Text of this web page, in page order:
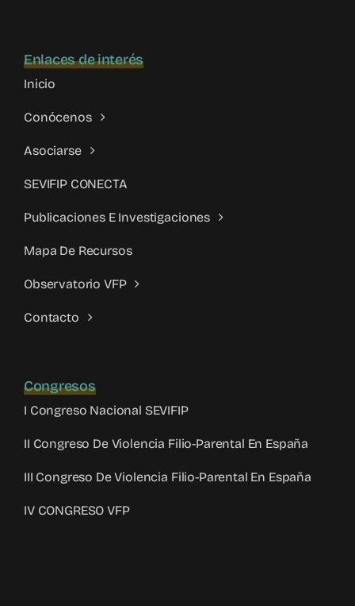
Enlaces de interés
Inicio
Conócenos
Asociarse
SEVIFIP CONECTA
Publicaciones E Investigaciones
Mapa De Recursos
Observatorio VFP
Contacto
Congresos
I Congreso Nacional SEVIFIP
II Congreso De Violencia Filio-Parental En España
III Congreso De Violencia Filio-Parental En España
IV CONGRESO VFP